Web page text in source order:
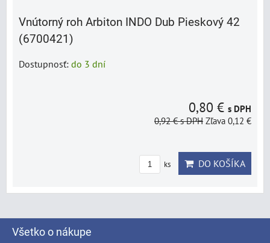
Vnútorný roh Arbiton INDO Dub Pieskový 42
(6700421)
Dostupnosť: do 3 dní
0,80 € s DPH
0,92 €s DPH Zľava 0,12 €
ks DO KOŠÍKA
Všetko o nákupe